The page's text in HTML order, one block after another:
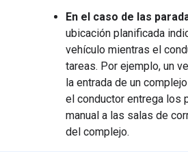
En el caso de las
ubicación planificada
vehículo mientras el
tareas. Por ejemplo, un
la entrada de un
el conductor entrega los
manual a las salas de
del complejo.